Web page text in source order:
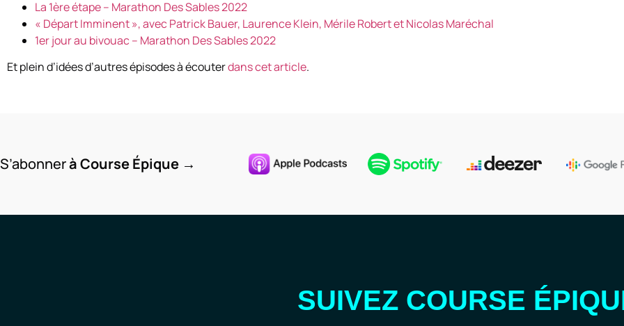
La 1ère étape – Marathon Des Sables 2022
« Départ Imminent », avec Patrick Bauer, Laurence Klein, Mérile Robert et Nicolas Maréchal
1er jour au bivouac – Marathon Des Sables 2022
Et plein d’idées d’autres épisodes à écouterdans cet article.
S’abonnerà Course Épique →
SUIVEZ COURSE